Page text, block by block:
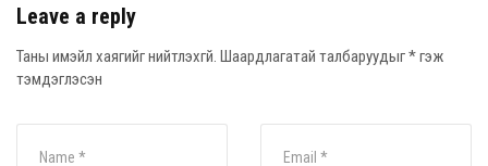
Leave a reply
Таны имэйл хаягийг нийтлэхгүй. Шаардлагатай талбаруудыг*гэж
тэмдэглэсэн